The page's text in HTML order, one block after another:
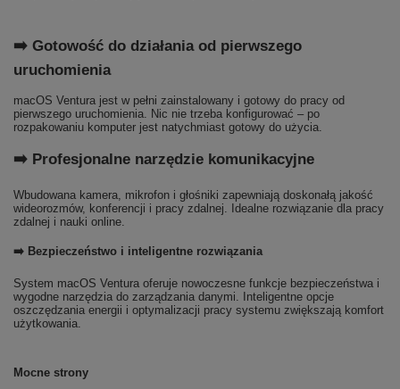
➡️ Gotowość do działania od pierwszego
uruchomienia
macOS Ventura jest w pełni zainstalowany i gotowy do pracy od
pierwszego uruchomienia. Nic nie trzeba konfigurować – po
rozpakowaniu komputer jest natychmiast gotowy do użycia.
➡️ Profesjonalne narzędzie komunikacyjne
Wbudowana kamera, mikrofon i głośniki zapewniają doskonałą jakość
wideorozmów, konferencji i pracy zdalnej. Idealne rozwiązanie dla pracy
zdalnej i nauki online.
➡️ Bezpieczeństwo i inteligentne rozwiązania
System macOS Ventura oferuje nowoczesne funkcje bezpieczeństwa i
wygodne narzędzia do zarządzania danymi. Inteligentne opcje
oszczędzania energii i optymalizacji pracy systemu zwiększają komfort
użytkowania.
Mocne strony